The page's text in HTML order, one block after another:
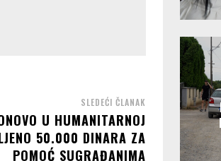
SLEDEĆI ČLANAK
U HUMANITARNOJ
50.000 DINARA ZA
POMOĆ SUGRAĐANIMA